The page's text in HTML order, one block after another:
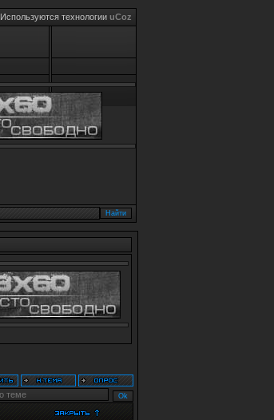
Используются технологии uCoz